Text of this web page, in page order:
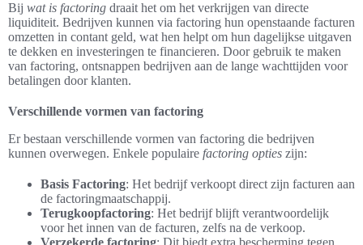
Bij wat is factoring draait het om het verkrijgen van directe
liquiditeit. Bedrijven kunnen via factoring hun openstaande facturen
omzetten in contant geld, wat hen helpt om hun dagelijkse uitgaven
te dekken en investeringen te financieren. Door gebruik te maken
van factoring, ontsnappen bedrijven aan de lange wachttijden voor
betalingen door klanten.
Verschillende vormen van factoring
Er bestaan verschillende vormen van factoring die bedrijven
kunnen overwegen. Enkele populaire factoring opties zijn:
Basis Factoring: Het bedrijf verkoopt direct zijn facturen aan
de factoringmaatschappij.
Terugkoopfactoring: Het bedrijf blijft verantwoordelijk
voor het innen van de facturen, zelfs na de verkoop.